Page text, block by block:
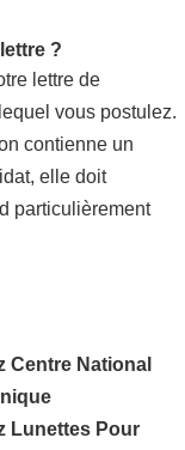
?
lettre de
vous postulez.
contienne un
elle doit
particulièrement
Centre National
Lunettes Pour